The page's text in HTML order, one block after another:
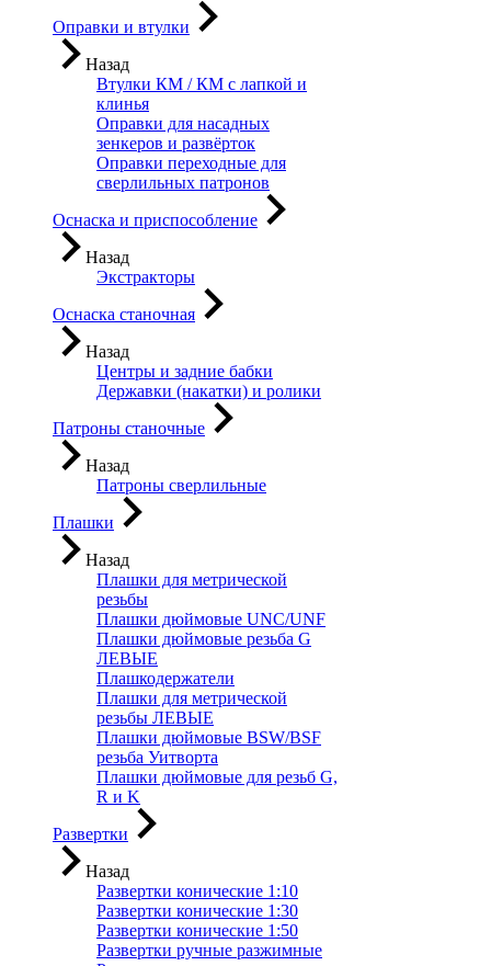
Оправки и втулки
Назад
Втулки КМ / КМ с лапкой и
клинья
Оправки для насадных
зенкеров и развёрток
Оправки переходные для
сверлильных патронов
Оснаска и приспособление
Назад
Экстракторы
Оснаска станочная
Назад
Центры и задние бабки
Державки (накатки) и ролики
Патроны станочные
Назад
Патроны сверлильные
Плашки
Назад
Плашки для метрической
резьбы
Плашки дюймовые UNC/UNF
Плашки дюймовые резьба G
ЛЕВЫЕ
Плашкодержатели
Плашки для метрической
резьбы ЛЕВЫЕ
Плашки дюймовые BSW/BSF
резьба Уитворта
Плашки дюймовые для резьб G,
R и K
Развертки
Назад
Развертки конические 1:10
Развертки конические 1:30
Развертки конические 1:50
Развертки ручные разжимные